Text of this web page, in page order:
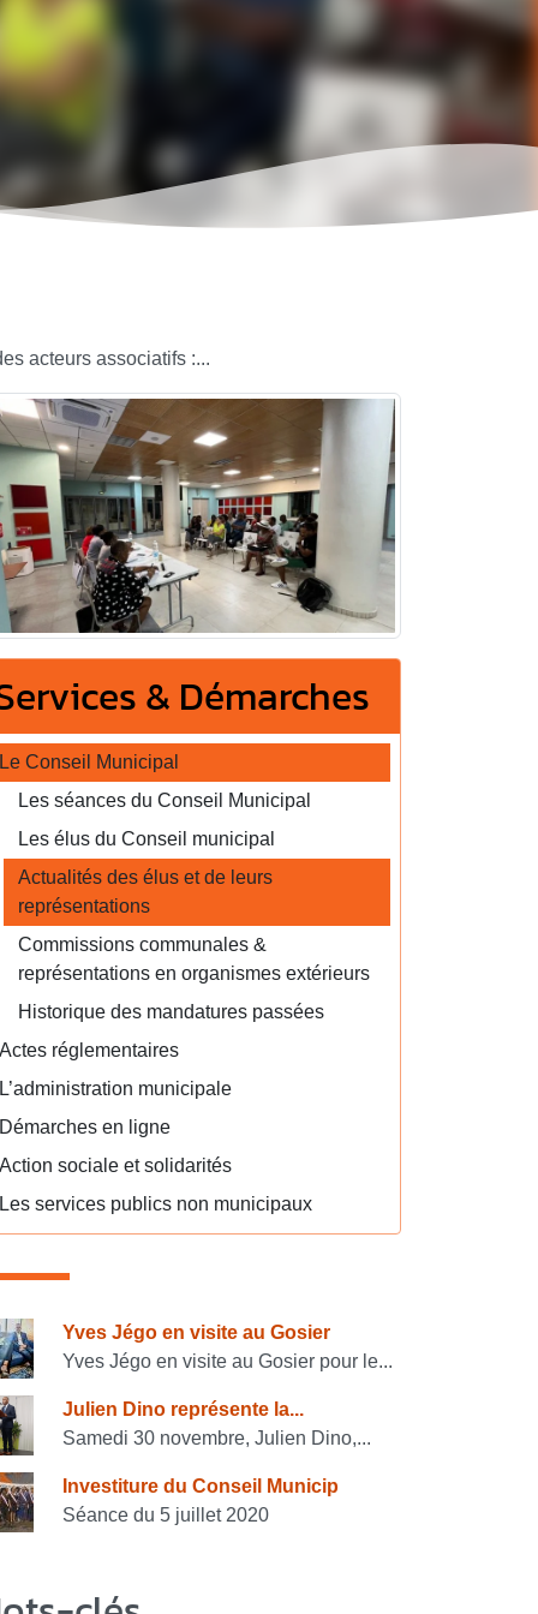
acteurs associatifs :...
& Démarches
Le Conseil Municipal
Les séances du Conseil Municipal
Les élus du Conseil municipal
Actualités des élus et de leurs
représentations
Commissions communales &
représentations en organismes extérieurs
Historique des mandatures passées
Actes réglementaires
L’administration municipale
Démarches en ligne
Action sociale et solidarités
Les services publics non municipaux
également
Yves Jégo en visite au Gosier
Yves Jégo en visite au Gosier pour le...
Julien Dino représente la...
Samedi 30 novembre, Julien Dino,...
Investiture du Conseil Municip
Séance du 5 juillet 2020